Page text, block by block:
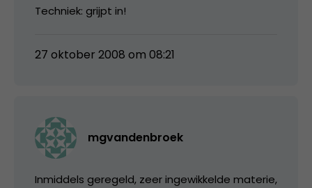
Techniek: grijpt in!
27 oktober 2008 om 08:21
mgvandenbroek
Inmiddels geregeld, zeer ingewikkelde materie,